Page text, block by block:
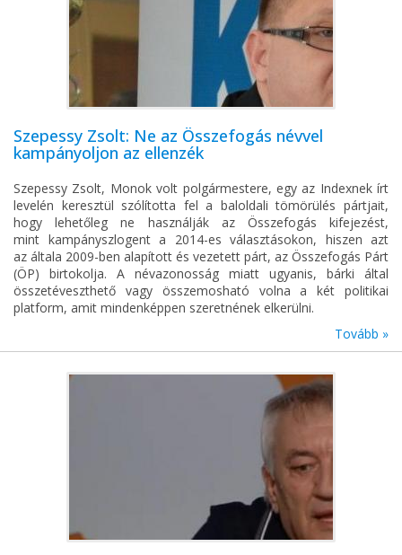
Szepessy Zsolt: Ne az Összefogás névvel
kampányoljon az ellenzék
Szepessy Zsolt, Monok volt polgármestere, egy az Indexnek írt
levelén keresztül szólította fel a baloldali tömörülés pártjait,
hogy lehetőleg ne használják az Összefogás kifejezést,
mint kampányszlogent a 2014-es választásokon, hiszen azt
az általa 2009-ben alapított és vezetett párt, az Összefogás Párt
(ÖP) birtokolja. A névazonosság miatt ugyanis, bárki által
összetéveszthető vagy összemosható volna a két politikai
platform, amit mindenképpen szeretnének elkerülni.
Tovább »